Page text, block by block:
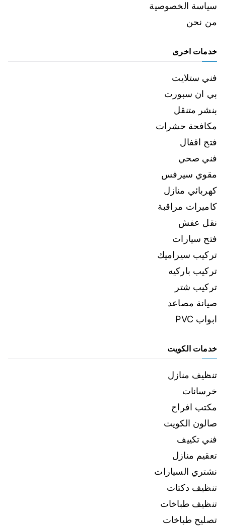
سياسة الخصوصية
من نحن
خدمات اخرى
فني ستلايت
بي ان سبورت
بنشر متنقل
مكافحة حشرات
فتح اقفال
فني صحي
مقوي سيرفس
كهربائي منازل
كاميرات مراقبة
نقل عفش
فتح سيارات
تركيب سيراميك
تركيب باركيه
تركيب شتر
صيانة مصاعد
ابواب PVC
خدمات الكويت
تنظيف منازل
خرسانات
مكتب افراح
صالون الكويت
فني تكييف
تعقيم منازل
نشتري السيارات
تنظيف دكتات
تنظيف طباخات
تصليح طباخات